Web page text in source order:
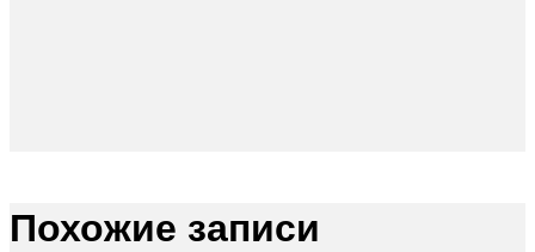
Похожие записи